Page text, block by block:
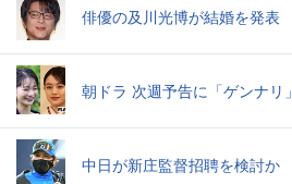
俳優の及川光博が結婚を発表
朝ドラ 次週予告に「ゲンナリ」
中日が新庄監督招聘を検討か